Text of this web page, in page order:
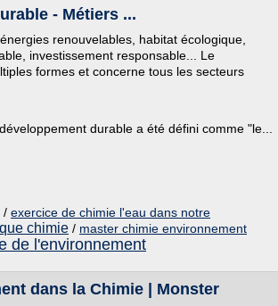
- Métiers ...
renouvelables, habitat écologique,
investissement responsable... Le
formes et concerne tous les secteurs
durable a été défini comme "le...
/ exercice de chimie l'eau dans notre
chimie / master chimie environnement
de l'environnement
dans la Chimie | Monster